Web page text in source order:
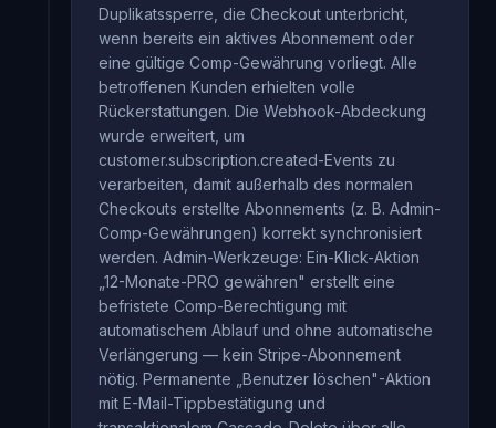
Duplikatssperre, die Checkout unterbricht,
wenn bereits ein aktives Abonnement oder
eine gültige Comp-Gewährung vorliegt. Alle
betroffenen Kunden erhielten volle
Rückerstattungen. Die Webhook-Abdeckung
wurde erweitert, um
customer.subscription.created-Events zu
verarbeiten, damit außerhalb des normalen
Checkouts erstellte Abonnements (z. B. Admin-
Comp-Gewährungen) korrekt synchronisiert
werden. Admin-Werkzeuge: Ein-Klick-Aktion
„12-Monate-PRO gewähren" erstellt eine
befristete Comp-Berechtigung mit
automatischem Ablauf und ohne automatische
Verlängerung — kein Stripe-Abonnement
nötig. Permanente „Benutzer löschen"-Aktion
mit E-Mail-Tippbestätigung und